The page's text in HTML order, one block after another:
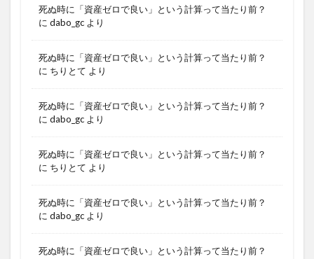
死ぬ時に「資産ゼロで良い」という計算って当たり前？
に dabo_gc より
死ぬ時に「資産ゼロで良い」という計算って当たり前？
に ちりとて より
死ぬ時に「資産ゼロで良い」という計算って当たり前？
に dabo_gc より
死ぬ時に「資産ゼロで良い」という計算って当たり前？
に ちりとて より
死ぬ時に「資産ゼロで良い」という計算って当たり前？
に dabo_gc より
死ぬ時に「資産ゼロで良い」という計算って当たり前？